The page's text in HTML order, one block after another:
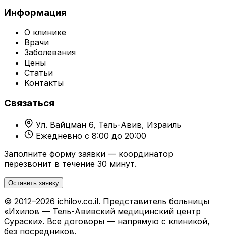
Информация
О клинике
Врачи
Заболевания
Цены
Статьи
Контакты
Связаться
Ул. Вайцман 6, Тель-Авив, Израиль
Ежедневно с 8:00 до 20:00
Заполните форму заявки — координатор
перезвонит в течение 30 минут.
Оставить заявку
© 2012–2026 ichilov.co.il. Представитель больницы
«Ихилов — Тель-Авивский медицинский центр
Сураски». Все договоры — напрямую с клиникой,
без посредников.